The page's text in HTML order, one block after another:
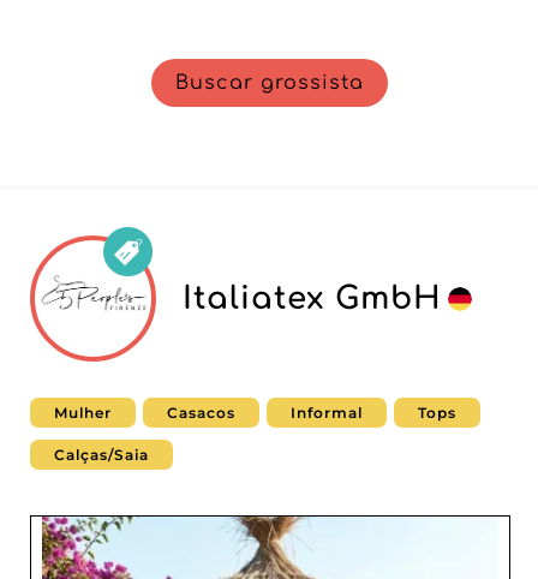
Buscar grossista
Italiatex GmbH
Mulher Casacos Informal Tops
Calças/Saia